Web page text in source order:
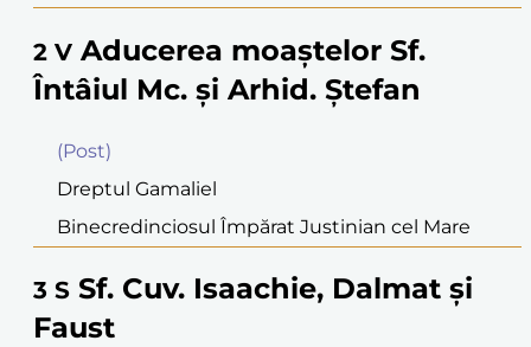
2 V Aducerea moaştelor Sf.
Întâiul Mc. şi Arhid. Ştefan
(Post)
Dreptul Gamaliel
Binecredinciosul Împărat Justinian cel Mare
3 S Sf. Cuv. Isaachie, Dalmat şi
Faust